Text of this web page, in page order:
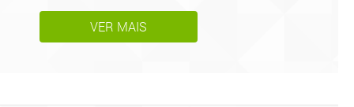
VER MAIS